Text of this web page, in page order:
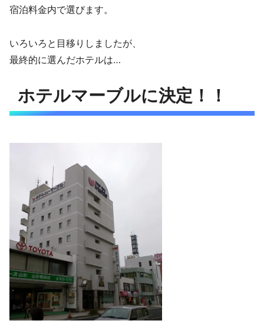
宿泊料金内で選びます。
いろいろと目移りしましたが、
最終的に選んだホテルは…
ホテルマーブルに決定！！